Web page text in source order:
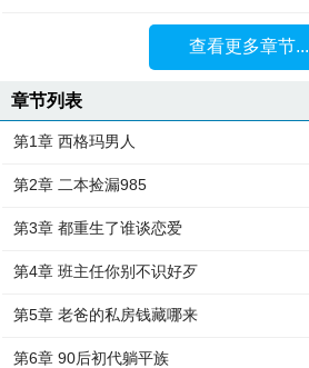
查看更多章节...
章节列表
第1章 西格玛男人
第2章 二本捡漏985
第3章 都重生了谁谈恋爱
第4章 班主任你别不识好歹
第5章 老爸的私房钱藏哪来
第6章 90后初代躺平族